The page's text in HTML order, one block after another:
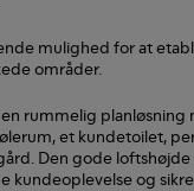
mulighed for at
områder.
rummelig
et kundetoilet,
Den gode
kundeoplevelse og